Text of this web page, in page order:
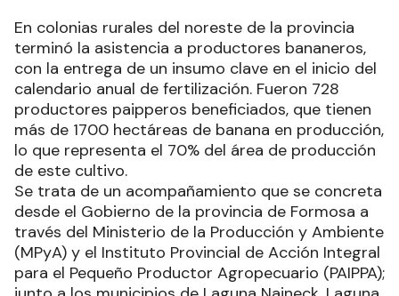
En colonias rurales del noreste de la provincia
terminó la asistencia a productores bananeros,
con la entrega de un insumo clave en el inicio del
calendario anual de fertilización. Fueron 728
productores paipperos beneficiados, que tienen
más de 1700 hectáreas de banana en producción,
lo que representa el 70% del área de producción
de este cultivo.
Se trata de un acompañamiento que se concreta
desde el Gobierno de la provincia de Formosa a
través del Ministerio de la Producción y Ambiente
(MPyA) y el Instituto Provincial de Acción Integral
para el Pequeño Productor Agropecuario (PAIPPA);